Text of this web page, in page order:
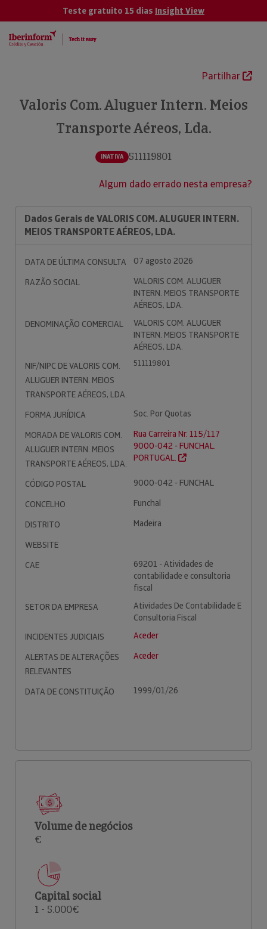
Teste gratuito 15 dias Insight View
Partilhar
Valoris Com. Aluguer Intern. Meios
Transporte Aéreos, Lda.
INATIVA 511119801
Algum dado errado nesta empresa?
Dados Gerais de VALORIS COM. ALUGUER INTERN.
MEIOS TRANSPORTE AÉREOS, LDA.
DATA DE ÚLTIMA CONSULTA
07 agosto 2026
RAZÃO SOCIAL
VALORIS COM. ALUGUER
INTERN. MEIOS TRANSPORTE
AÉREOS, LDA.
DENOMINAÇÃO COMERCIAL
VALORIS COM. ALUGUER
INTERN. MEIOS TRANSPORTE
AÉREOS, LDA.
NIF/NIPC DE VALORIS COM.
ALUGUER INTERN. MEIOS
TRANSPORTE AÉREOS, LDA.
511119801
FORMA JURÍDICA
Soc. Por Quotas
MORADA DE VALORIS COM.
ALUGUER INTERN. MEIOS
TRANSPORTE AÉREOS, LDA.
Rua Carreira Nr. 115/117
9000-042 - FUNCHAL.
PORTUGAL.
CÓDIGO POSTAL
9000-042 - FUNCHAL
CONCELHO
Funchal
DISTRITO
Madeira
WEBSITE
CAE
69201 - Atividades de
contabilidade e consultoria
fiscal
SETOR DA EMPRESA
Atividades De Contabilidade E
Consultoria Fiscal
INCIDENTES JUDICIAIS
Aceder
ALERTAS DE ALTERAÇÕES
RELEVANTES
Aceder
DATA DE CONSTITUIÇÃO 1999/01/26
Volume de negócios
€
Capital social
1 - 5.000€